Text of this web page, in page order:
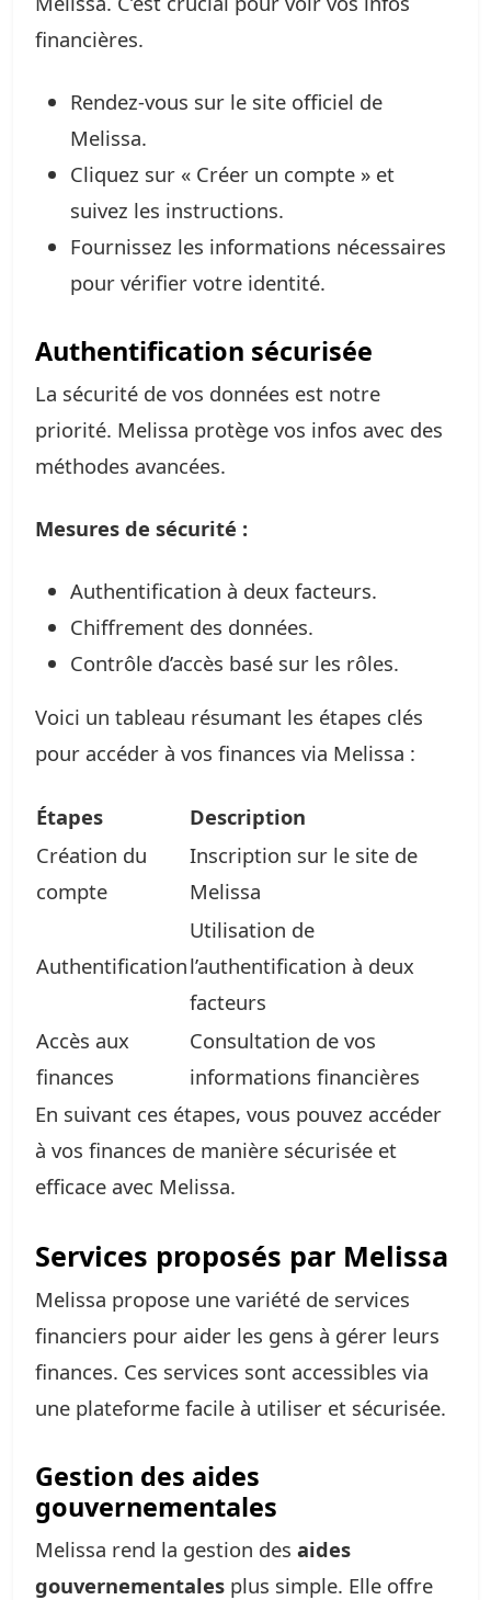
financières.
Rendez-vous sur le site officiel de
Melissa.
Cliquez sur « Créer un compte » et
suivez les instructions.
Fournissez les informations nécessaires
pour vérifier votre identité.
Authentification sécurisée
La sécurité de vos données est notre
priorité. Melissa protège vos infos avec des
méthodes avancées.
Mesures de sécurité :
Authentification à deux facteurs.
Chiffrement des données.
Contrôle d’accès basé sur les rôles.
Voici un tableau résumant les étapes clés
pour accéder à vos finances via Melissa :
Étapes
Description
Création du
compte
Inscription sur le site de
Melissa
Authentification
Utilisation de
l’authentification à deux
facteurs
Accès aux
finances
Consultation de vos
informations financières
En suivant ces étapes, vous pouvez accéder
à vos finances de manière sécurisée et
efficace avec Melissa.
Services proposés par Melissa
Melissa propose une variété de services
financiers pour aider les gens à gérer leurs
finances. Ces services sont accessibles via
une plateforme facile à utiliser et sécurisée.
Gestion des aides
gouvernementales
Melissa rend la gestion des aides
gouvernementales plus simple. Elle offre